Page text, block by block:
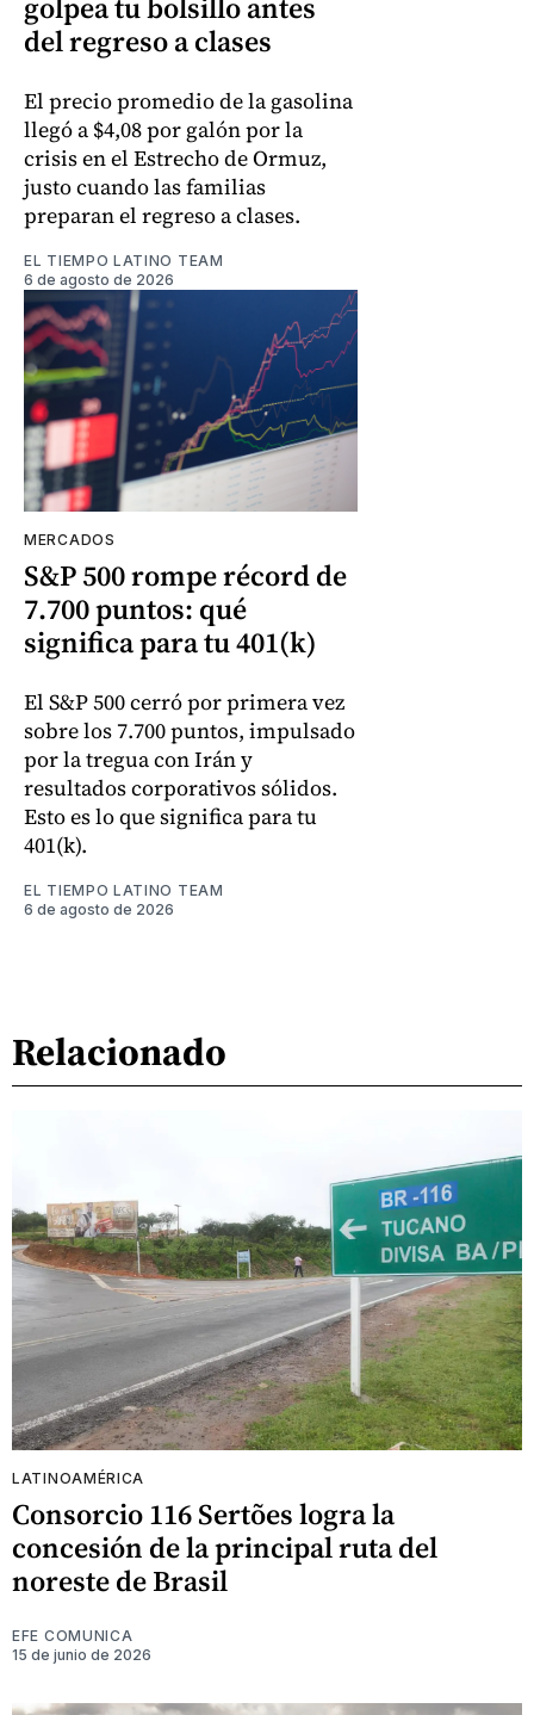
del regreso a clases
El precio promedio de la gasolina
llegó a $4,08 por galón por la
crisis en el Estrecho de Ormuz,
justo cuando las familias
preparan el regreso a clases.
EL TIEMPO LATINO TEAM
6 de agosto de 2026
MERCADOS
S&P 500 rompe récord de
7.700 puntos: qué
significa para tu 401(k)
El S&P 500 cerró por primera vez
sobre los 7.700 puntos, impulsado
por la tregua con Irán y
resultados corporativos sólidos.
Esto es lo que significa para tu
401(k).
EL TIEMPO LATINO TEAM
6 de agosto de 2026
Relacionado
LATINOAMÉRICA
Consorcio 116 Sertões logra la
concesión de la principal ruta del
noreste de Brasil
EFE COMUNICA
15 de junio de 2026